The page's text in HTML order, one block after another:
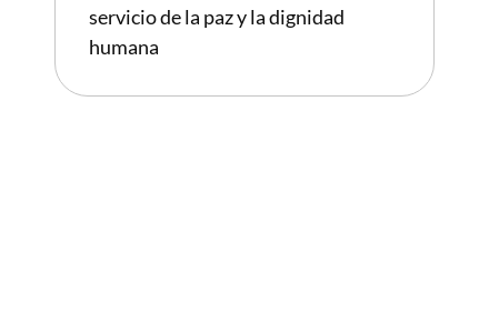
servicio de la paz y la dignidad
humana